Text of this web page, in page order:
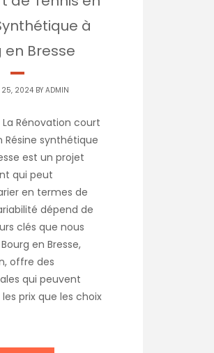
à
en Bresse
25, 2024 BY ADMIN
Rénovation court
Résine synthétique
est un projet
qui peut
en termes de
dépend de
clés que nous
en Bresse,
offre des
qui peuvent
prix que les choix